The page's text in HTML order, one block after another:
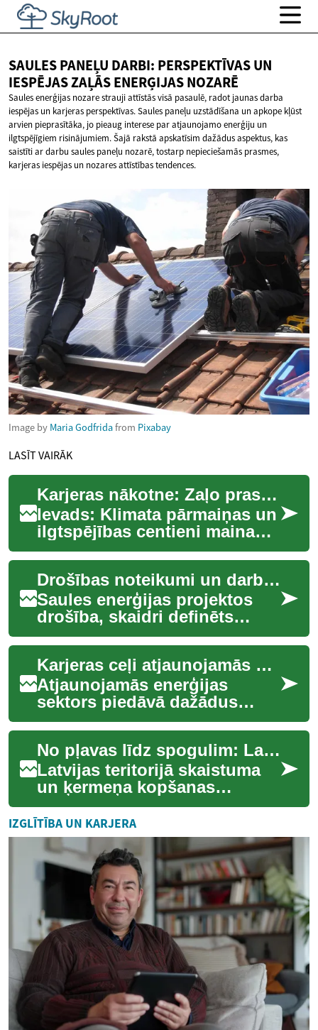
SAULES PANEĻU DARBI: PERSPEKTĪVAS UN
IESPĒJAS ZAĻĀSENERĢIJAS NOZARĒ
Saules enerģijas nozare strauji attīstās visā pasaulē, radot jaunas darba
iespējas un karjeras perspektīvas. Saules paneļu uzstādīšana un apkope kļūst
arvien pieprasītāka, jo pieaug interese par atjaunojamo enerģiju un
ilgtspējīgiem risinājumiem. Šajā rakstā apskatīsim dažādus aspektus, kas
saistīti ar darbu saules paneļu nozarē, tostarp nepieciešamās prasmes,
karjeras iespējas un nozares attīstības tendences.
Image by Maria Godfridafrom Pixabay
LASĪT VAIRĀK
Karjeras nākotne: Zaļo prasmju revolūcija
Ievads: Klimata pārmaiņas un
ilgtspējības centieni maina
darba tirgu, radot
pieprasījumu pēc jaunām
prasmēm un profes...
Drošības noteikumi un darba process saules enerģijas projektos
Saules enerģijas projektos
drošība, skaidri definēts
darba process un kvalificēts
personāls ir izšķiroši, lai
nodroši...
Karjeras ceļi atjaunojamās enerģijas uzstādīšanas un apkalpošanas jomā
Atjaunojamās enerģijas
sektors piedāvā dažādus
karjeras ceļus tiem, kas
interesējas par saules paneļu
sistēmām, tehni...
No pļavas līdz spogulim: Latvijas zaļā skaistība
Latvijas teritorijā skaistuma
un ķermeņa kopšanas
prakses balstās gadsimtu
garumā veidotā attiecībā ar
pieejamajiem a...
IZGLĪTĪBA UN KARJERA